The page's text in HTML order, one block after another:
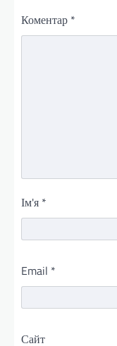
Коментар *
Ім'я *
Email *
Сайт